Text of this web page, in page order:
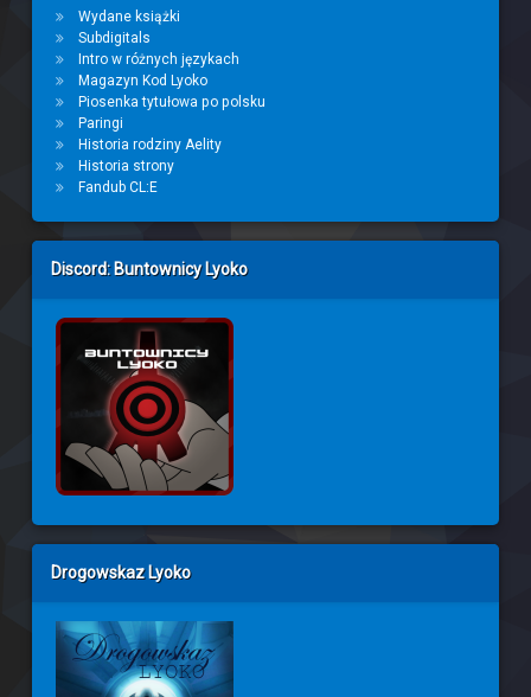
Wydane książki
Subdigitals
Intro w różnych językach
Magazyn Kod Lyoko
Piosenka tytułowa po polsku
Paringi
Historia rodziny Aelity
Historia strony
Fandub CL:E
Discord: Buntownicy Lyoko
Drogowskaz Lyoko